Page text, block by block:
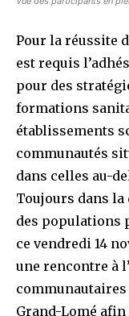
Pour la réussite
est requis
pour des
formations
établissements
communautés
dans celles au-
Toujours dans
des populations
ce vendredi 14
une rencontre à
communautaires
Grand-Lomé